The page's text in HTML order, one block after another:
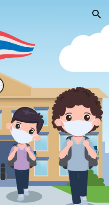
Skip to navigation